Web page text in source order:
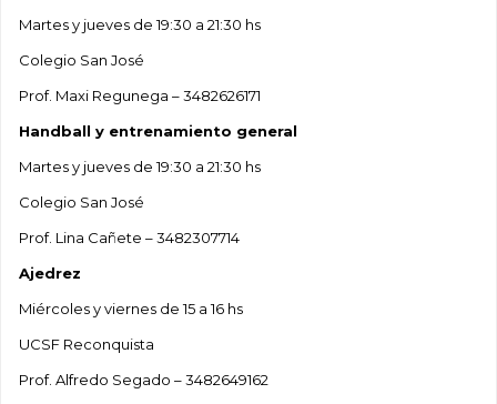
Martes y jueves de 19:30 a 21:30 hs
Colegio San José
Prof. Maxi Regunega – 3482626171
Handball y entrenamiento general
Martes y jueves de 19:30 a 21:30 hs
Colegio San José
Prof. Lina Cañete – 3482307714
Ajedrez
Miércoles y viernes de 15 a 16 hs
UCSF Reconquista
Prof. Alfredo Segado – 3482649162